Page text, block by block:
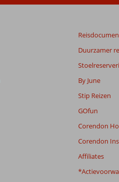
Duurzamer
By June
Stip Reizen
GOfun
Corendon
Corendon
Affiliates